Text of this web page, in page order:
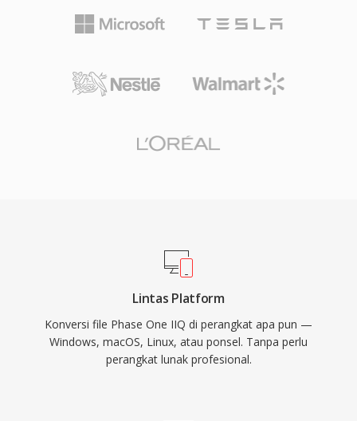
Lintas Platform
Konversi file Phase One IIQ di perangkat apa pun —
Windows, macOS, Linux, atau ponsel. Tanpa perlu
perangkat lunak profesional.